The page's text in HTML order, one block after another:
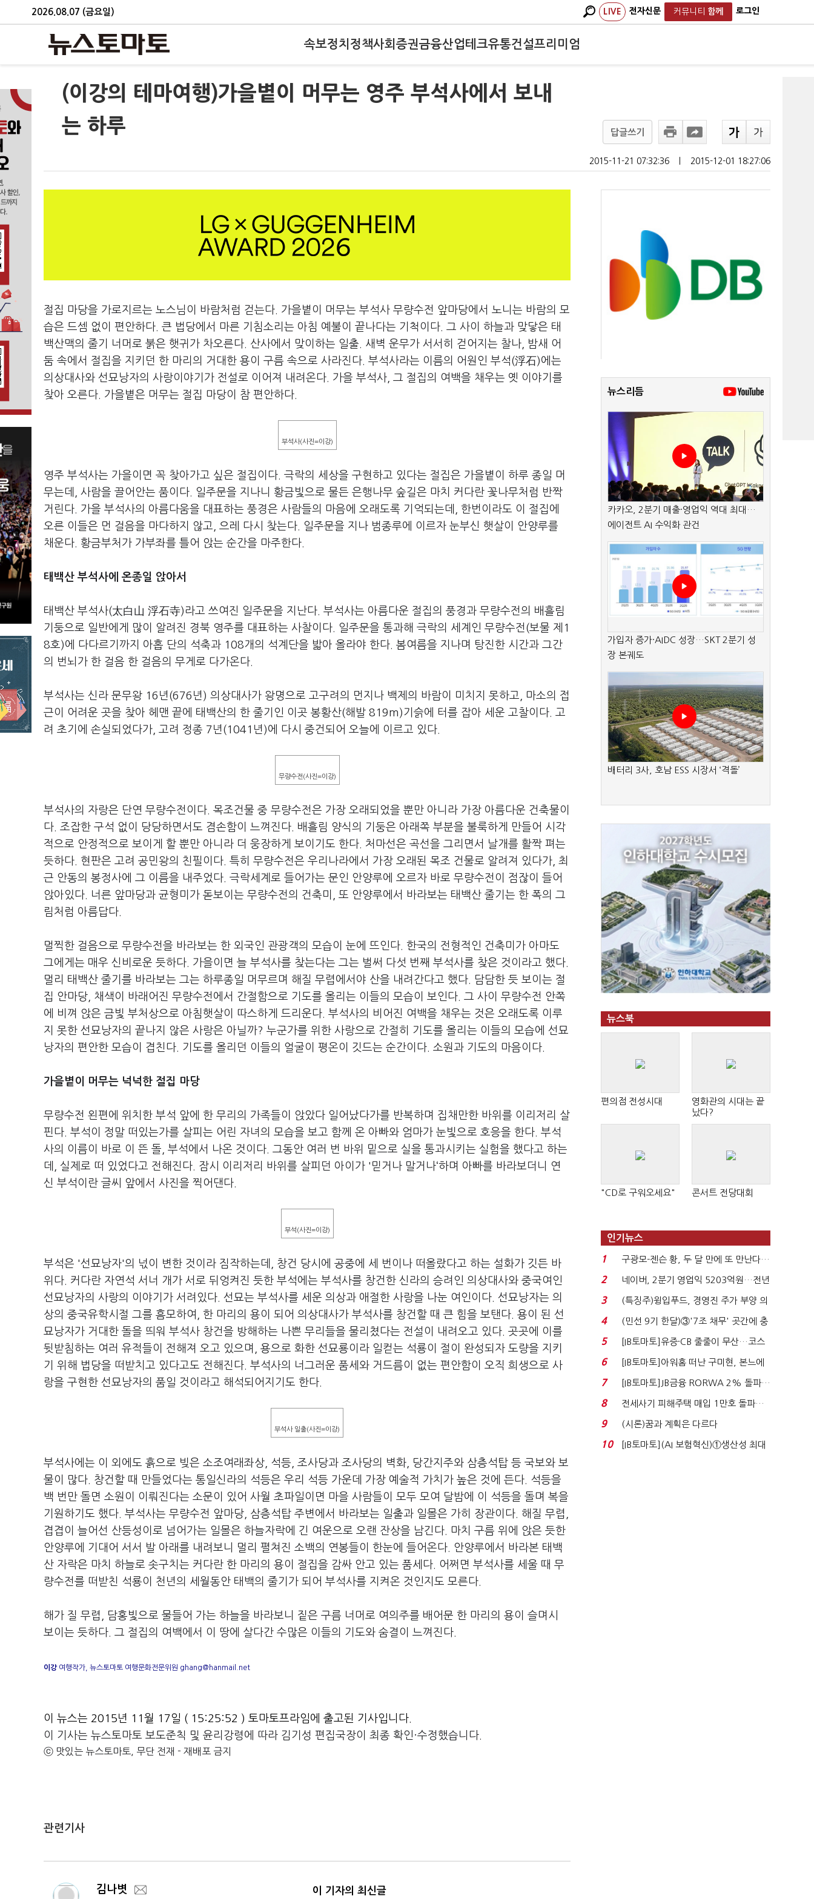
2026.08.07 (금요일) LIVE 전자신문 커뮤니티 함께 로그인
속보정치 정책사회 증권금융산업테크유통건설프리미엄
(이강의 테마여행)가을볕이 머무는 영주 부석사에서 보내
는 하루
답글쓰기
2015-11-21 07:32:36 2015-12-01 18:27:06
절집 마당을 가로지르는 노스님이 바람처럼 걷는다. 가을볕이 머무는 부석사 무량수전 앞마당에서 노니는 바람의 모
습은 드셈 없이 편안하다. 큰 법당에서 마른 기침소리는 아침 예불이 끝나다는 기척이다. 그 사이 하늘과 맞닿은 태
백산맥의 줄기 너머로 붉은 햇귀가 차오른다. 산사에서 맞이하는 일출. 새벽 운무가 서서히 걷어지는 찰나, 밤새 어
둠 속에서 절집을 지키던 한 마리의 거대한 용이 구름 속으로 사라진다. 부석사라는 이름의 어원인 부석(浮石)에는
의상대사와 선묘낭자의 사랑이야기가 전설로 이어져 내려온다. 가을 부석사, 그 절집의 여백을 채우는 옛 이야기를
찾아 오른다. 가을볕은 머무는 절집 마당이 참 편안하다.
부석사(사진=이강)
영주 부석사는 가을이면 꼭 찾아가고 싶은 절집이다. 극락의 세상을 구현하고 있다는 절집은 가을볕이 하루 종일 머
무는데, 사람을 끌어안는 품이다. 일주문을 지나니 황금빛으로 물든 은행나무 숲길은 마치 커다란 꽃나무처럼 반짝
거린다. 가을 부석사의 아름다움을 대표하는 풍경은 사람들의 마음에 오래도록 기억되는데, 한번이라도 이 절집에
오른 이들은 먼 걸음을 마다하지 않고, 으레 다시 찾는다. 일주문을 지나 범종루에 이르자 눈부신 햇살이 안양루를
채운다. 황금부처가 가부좌를 틀어 앉는 순간을 마주한다.
태백산 부석사에 온종일 앉아서
태백산 부석사(太白山 浮石寺)라고 쓰여진 일주문을 지난다. 부석사는 아름다운 절집의 풍경과 무량수전의 배흘림
기둥으로 일반에게 많이 알려진 경북 영주를 대표하는 사찰이다. 일주문을 통과해 극락의 세계인 무량수전(보물 제1
8호)에 다다르기까지 아홉 단의 석축과 108개의 석계단을 밟아 올라야 한다. 봄여름을 지나며 탕진한 시간과 그간
의 번뇌가 한 걸음 한 걸음의 무게로 다가온다.
부석사는 신라 문무왕 16년(676년) 의상대사가 왕명으로 고구려의 먼지나 백제의 바람이 미치지 못하고, 마소의 접
근이 어려운 곳을 찾아 헤맨 끝에 태백산의 한 줄기인 이곳 봉황산(해발 819m)기슭에 터를 잡아 세운 고찰이다. 고
려 초기에 손실되었다가, 고려 정종 7년(1041년)에 다시 중건되어 오늘에 이르고 있다.
무량수전(사진=이강)
부석사의 자랑은 단연 무량수전이다. 목조건물 중 무량수전은 가장 오래되었을 뿐만 아니라 가장 아름다운 건축물이
다. 조잡한 구석 없이 당당하면서도 겸손함이 느껴진다. 배흘림 양식의 기둥은 아래쪽 부분을 불룩하게 만들어 시각
적으로 안정적으로 보이게 할 뿐만 아니라 더 웅장하게 보이기도 한다. 처마선은 곡선을 그리면서 날개를 활짝 펴는
듯하다. 현판은 고려 공민왕의 친필이다. 특히 무량수전은 우리나라에서 가장 오래된 목조 건물로 알려져 있다가, 최
근 안동의 봉정사에 그 이름을 내주었다. 극락세계로 들어가는 문인 안양루에 오르자 바로 무량수전이 점잖이 들어
앉아있다. 너른 앞마당과 균형미가 돋보이는 무량수전의 건축미, 또 안양루에서 바라보는 태백산 줄기는 한 폭의 그
림처럼 아름답다.
멀찍한 걸음으로 무량수전을 바라보는 한 외국인 관광객의 모습이 눈에 뜨인다. 한국의 전형적인 건축미가 아마도
그에게는 매우 신비로운 듯하다. 가을이면 늘 부석사를 찾는다는 그는 벌써 다섯 번째 부석사를 찾은 것이라고 했다.
멀리 태백산 줄기를 바라보는 그는 하루종일 머무르며 해질 무렵에서야 산을 내려간다고 했다. 담담한 듯 보이는 절
집 안마당, 채색이 바래어진 무량수전에서 간절함으로 기도를 올리는 이들의 모습이 보인다. 그 사이 무량수전 안쪽
에 비껴 앉은 금빛 부처상으로 아침햇살이 따스하게 드리운다. 부석사의 비어진 여백을 채우는 것은 오래도록 이루
지 못한 선묘낭자의 끝나지 않은 사랑은 아닐까? 누군가를 위한 사랑으로 간절히 기도를 올리는 이들의 모습에 선묘
낭자의 편안한 모습이 겹친다. 기도를 올리던 이들의 얼굴이 평온이 깃드는 순간이다. 소원과 기도의 마음이다.
가을볕이 머무는 넉넉한 절집 마당
무량수전 왼편에 위치한 부석 앞에 한 무리의 가족들이 앉았다 일어났다가를 반복하며 집채만한 바위를 이리저리 살
핀다. 부석이 정말 떠있는가를 살피는 어린 자녀의 모습을 보고 함께 온 아빠와 엄마가 눈빛으로 호응을 한다. 부석
사의 이름이 바로 이 뜬 돌, 부석에서 나온 것이다. 그동안 여러 번 바위 밑으로 실을 통과시키는 실험을 했다고 하는
데, 실제로 떠 있었다고 전해진다. 잠시 이리저리 바위를 살피던 아이가 '믿거나 말거나‘하며 아빠를 바라보더니 연
신 부석이란 글씨 앞에서 사진을 찍어댄다.
부석(사진=이강)
부석은 '선묘낭자'의 넋이 변한 것이라 짐작하는데, 창건 당시에 공중에 세 번이나 떠올랐다고 하는 설화가 깃든 바
위다. 커다란 자연석 서너 개가 서로 뒤엉켜진 듯한 부석에는 부석사를 창건한 신라의 승려인 의상대사와 중국여인
선묘낭자의 사랑의 이야기가 서려있다. 선묘는 부석사를 세운 의상과 애절한 사랑을 나눈 여인이다. 선묘낭자는 의
상의 중국유학시절 그를 흠모하여, 한 마리의 용이 되어 의상대사가 부석사를 창건할 때 큰 힘을 보탠다. 용이 된 선
묘낭자가 거대한 돌을 띄워 부석사 창건을 방해하는 나쁜 무리들을 물리쳤다는 전설이 내려오고 있다. 곳곳에 이를
뒷받침하는 여러 유적들이 전해져 오고 있으며, 용으로 화한 선묘룡이라 일컫는 석룡이 절이 완성되자 도량을 지키
기 위해 법당을 떠받치고 있다고도 전해진다. 부석사의 너그러운 품세와 거드름이 없는 편안함이 오직 희생으로 사
랑을 구현한 선묘낭자의 품일 것이라고 해석되어지기도 한다.
부석사 일출(사진=이강)
부석사에는 이 외에도 흙으로 빚은 소조여래좌상, 석등, 조사당과 조사당의 벽화, 당간지주와 삼층석탑 등 국보와 보
물이 많다. 창건할 때 만들었다는 통일신라의 석등은 우리 석등 가운데 가장 예술적 가치가 높은 것에 든다. 석등을
백 번만 돌면 소원이 이뤄진다는 소문이 있어 사월 초파일이면 마을 사람들이 모두 모여 달밤에 이 석등을 돌며 복을
기원하기도 했다. 부석사는 무량수전 앞마당, 삼층석탑 주변에서 바라보는 일출과 일몰은 가히 장관이다. 해질 무렵,
겹겹이 늘어선 산등성이로 넘어가는 일몰은 하늘자락에 긴 여운으로 오랜 잔상을 남긴다. 마치 구름 위에 앉은 듯한
안양루에 기대어 서서 발 아래를 내려보니 멀리 펼쳐진 소백의 연봉들이 한눈에 들어온다. 안양루에서 바라본 태백
산 자락은 마치 하늘로 솟구치는 커다란 한 마리의 용이 절집을 감싸 안고 있는 품세다. 어쩌면 부석사를 세울 때 무
량수전를 떠받친 석룡이 천년의 세월동안 태백의 줄기가 되어 부석사를 지켜온 것인지도 모른다.
해가 질 무렵, 담홍빛으로 물들어 가는 하늘을 바라보니 짙은 구름 너머로 여의주를 배어문 한 마리의 용이 슬며시
보이는 듯하다. 그 절집의 여백에서 이 땅에 살다간 수많은 이들의 기도와 숨결이 느껴진다.
이강여행작가, 뉴스토마토 여행문화전문위원 ghang@hanmail.net
이 뉴스는 2015년 11월 17일 ( 15:25:52 ) 토마토프라임에 출고된 기사입니다.
이 기사는 뉴스토마토 보도준칙 및 윤리강령에 따라 김기성 편집국장이 최종 확인·수정했습니다.
ⓒ 맛있는 뉴스토마토, 무단 전재 - 재배포 금지
관련기사
김나볏 이 기자의 최신글
뉴스리듬
카카오, 2분기 매출·영업익 역대 최대…
에이전트 AI 수익화 관건
가입자 증가·AIDC 성장…SKT 2분기 성
장 본궤도
배터리 3사, 호남 ESS 시장서 ‘격돌’
뉴스북
편의점 전성시대
영화관의 시대는 끝
났다?
"CD로 구워오세요" 콘서트 전당대회
인기뉴스
1
구광모-젠슨 황, 두 달 만에 또 만난다…
로봇·AI 등 논...
2
네이버, 2분기 영업익 5203억원…전년
비 0.2% 감소...
3
(특징주)윙입푸드, 경영진 주가 부양 의
지에 상한가...
4
(민선 9기 한달)③'7조 채무' 곳간에 충
격…추미애, 20년...
5
[IB토마토]유증·CB 줄줄이 무산…코스
닥 벌점 급증에 ...
6
[IB토마토]아워홈 떠난 구미현, 본느에
340억 베팅…가...
7
[IB토마토]JB금융 RORWA 2% 돌파…
실적 견인은 은행 ...
8
전세사기 피해주택 매입 1만호 돌파…
누적 피해자 4만2...
9 (시론)꿈과 계획은 다르다
10
[IB토마토](AI 보험혁신)①생산성 최대